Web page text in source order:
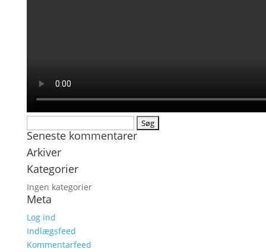
efter:
Seneste kommentarer
Arkiver
Kategorier
Ingen kategorier
Meta
Log ind
Indlægsfeed
Kommentarfeed